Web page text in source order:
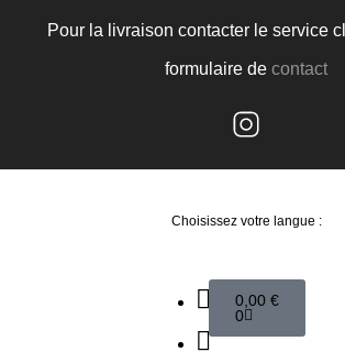
Pour la livraison contacter le service
formulaire de contact
Choisissez votre langue :
0,00 €
0